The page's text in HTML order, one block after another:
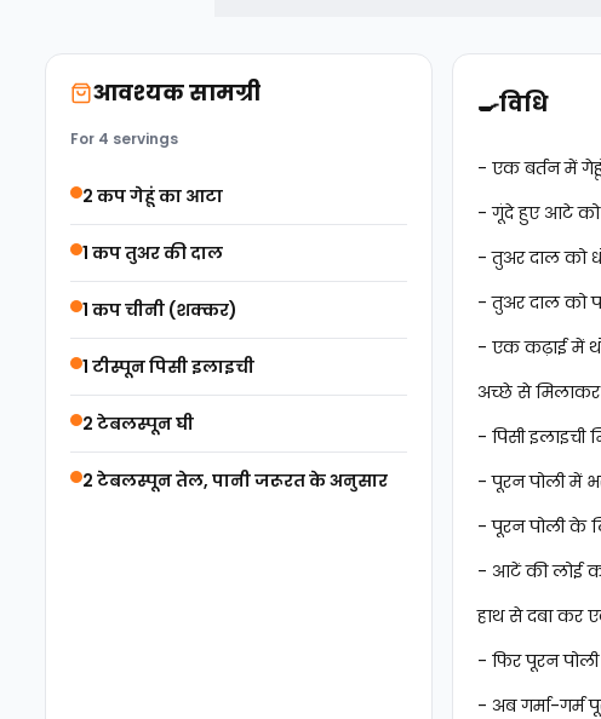
आवश्यक सामग्री
For 4 servings
2 कप गेहूं का आटा
1 कप तुअर की दाल
1 कप चीनी (शक्कर)
1 टीस्पून पिसी इलाइची
2 टेबलस्पून घी
2 टेबलस्पून तेल, पानी जरूरत के अनुसार
🍳विधि
- एक बर्तन में
- गूंदे हुए आटे
- तुअर दाल को
- तुअर दाल को
- एक कढ़ाई में
अच्छे से
- पिसी
- पूरन पोली में
- पूरन पोली के
- आटें की लोई
हाथ से दबा कर
- फिर पूरन
- अब गर्मा-गर्म